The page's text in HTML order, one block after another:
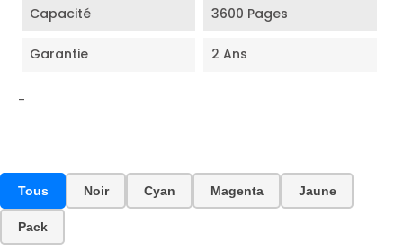
Capacité 3600 Pages
Garantie 2 Ans
-
Tous Noir Cyan Magenta Jaune
Pack